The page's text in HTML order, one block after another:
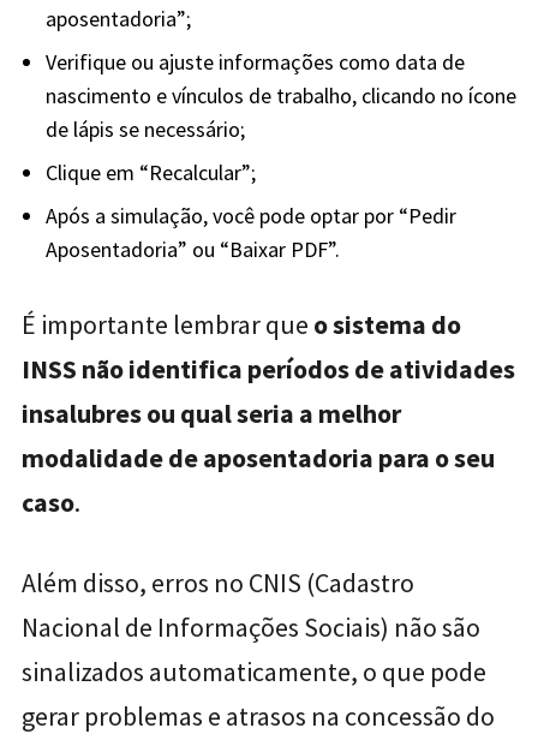
aposentadoria”;
Verifique ou ajuste informações como data de
nascimento e vínculos de trabalho, clicando no ícone
de lápis se necessário;
Clique em “Recalcular”;
Após a simulação, você pode optar por “Pedir
Aposentadoria” ou “Baixar PDF”.
É importante lembrar que o sistema do
INSS não identifica períodos de atividades
insalubres ou qual seria a melhor
modalidade de aposentadoria para o seu
caso.
Além disso, erros no CNIS (Cadastro
Nacional de Informações Sociais) não são
sinalizados automaticamente, o que pode
gerar problemas e atrasos na concessão do